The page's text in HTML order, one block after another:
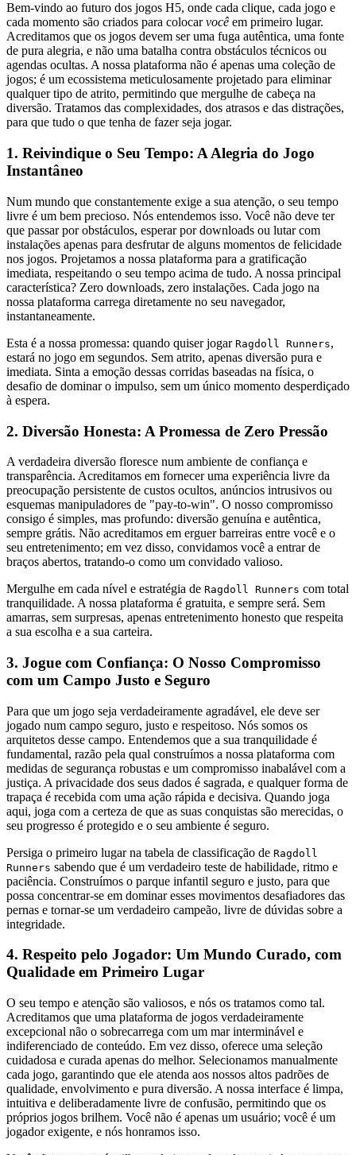
Bem-vindo ao futuro dos jogos H5, onde cada clique, cada jogo e
cada momento são criados para colocarvocê em primeiro lugar.
Acreditamos que os jogos devem ser uma fuga autêntica, uma fonte
de pura alegria, e não uma batalha contra obstáculos técnicos ou
agendas ocultas. A nossa plataforma não é apenas uma coleção de
jogos; é um ecossistema meticulosamente projetado para eliminar
qualquer tipo de atrito, permitindo que mergulhe de cabeça na
diversão. Tratamos das complexidades, dos atrasos e das distrações,
para que tudo o que tenha de fazer seja jogar.
1. Reivindique o Seu Tempo: A Alegria do Jogo
Instantâneo
Num mundo que constantemente exige a sua atenção, o seu tempo
livre é um bem precioso. Nós entendemos isso. Você não deve ter
que passar por obstáculos, esperar por downloads ou lutar com
instalações apenas para desfrutar de alguns momentos de felicidade
nos jogos. Projetamos a nossa plataforma para a gratificação
imediata, respeitando o seu tempo acima de tudo. A nossa principal
característica? Zero downloads, zero instalações. Cada jogo na
nossa plataforma carrega diretamente no seu navegador,
instantaneamente.
Esta é a nossa promessa: quando quiser jogar Ragdoll Runners,
estará no jogo em segundos. Sem atrito, apenas diversão pura e
imediata. Sinta a emoção dessas corridas baseadas na física, o
desafio de dominar o impulso, sem um único momento desperdiçado
à espera.
2. Diversão Honesta: A Promessa de Zero Pressão
A verdadeira diversão floresce num ambiente de confiança e
transparência. Acreditamos em fornecer uma experiência livre da
preocupação persistente de custos ocultos, anúncios intrusivos ou
esquemas manipuladores de "pay-to-win". O nosso compromisso
consigo é simples, mas profundo: diversão genuína e autêntica,
sempre grátis. Não acreditamos em erguer barreiras entre você e o
seu entretenimento; em vez disso, convidamos você a entrar de
braços abertos, tratando-o como um convidado valioso.
Mergulhe em cada nível e estratégia de Ragdoll Runners com total
tranquilidade. A nossa plataforma é gratuita, e sempre será. Sem
amarras, sem surpresas, apenas entretenimento honesto que respeita
a sua escolha e a sua carteira.
3. Jogue com Confiança: O Nosso Compromisso
com um Campo Justo e Seguro
Para que um jogo seja verdadeiramente agradável, ele deve ser
jogado num campo seguro, justo e respeitoso. Nós somos os
arquitetos desse campo. Entendemos que a sua tranquilidade é
fundamental, razão pela qual construímos a nossa plataforma com
medidas de segurança robustas e um compromisso inabalável com a
justiça. A privacidade dos seus dados é sagrada, e qualquer forma de
trapaça é recebida com uma ação rápida e decisiva. Quando joga
aqui, joga com a certeza de que as suas conquistas são merecidas, o
seu progresso é protegido e o seu ambiente é seguro.
Persiga o primeiro lugar na tabela de classificação de Ragdoll
Runners sabendo que é um verdadeiro teste de habilidade, ritmo e
paciência. Construímos o parque infantil seguro e justo, para que
possa concentrar-se em dominar esses movimentos desafiadores das
pernas e tornar-se um verdadeiro campeão, livre de dúvidas sobre a
integridade.
4. Respeito pelo Jogador: Um Mundo Curado, com
Qualidade em Primeiro Lugar
O seu tempo e atenção são valiosos, e nós os tratamos como tal.
Acreditamos que uma plataforma de jogos verdadeiramente
excepcional não o sobrecarrega com um mar interminável e
indiferenciado de conteúdo. Em vez disso, oferece uma seleção
cuidadosa e curada apenas do melhor. Selecionamos manualmente
cada jogo, garantindo que ele atenda aos nossos altos padrões de
qualidade, envolvimento e pura diversão. A nossa interface é limpa,
intuitiva e deliberadamente livre de confusão, permitindo que os
próprios jogos brilhem. Você não é apenas um usuário; você é um
jogador exigente, e nós honramos isso.